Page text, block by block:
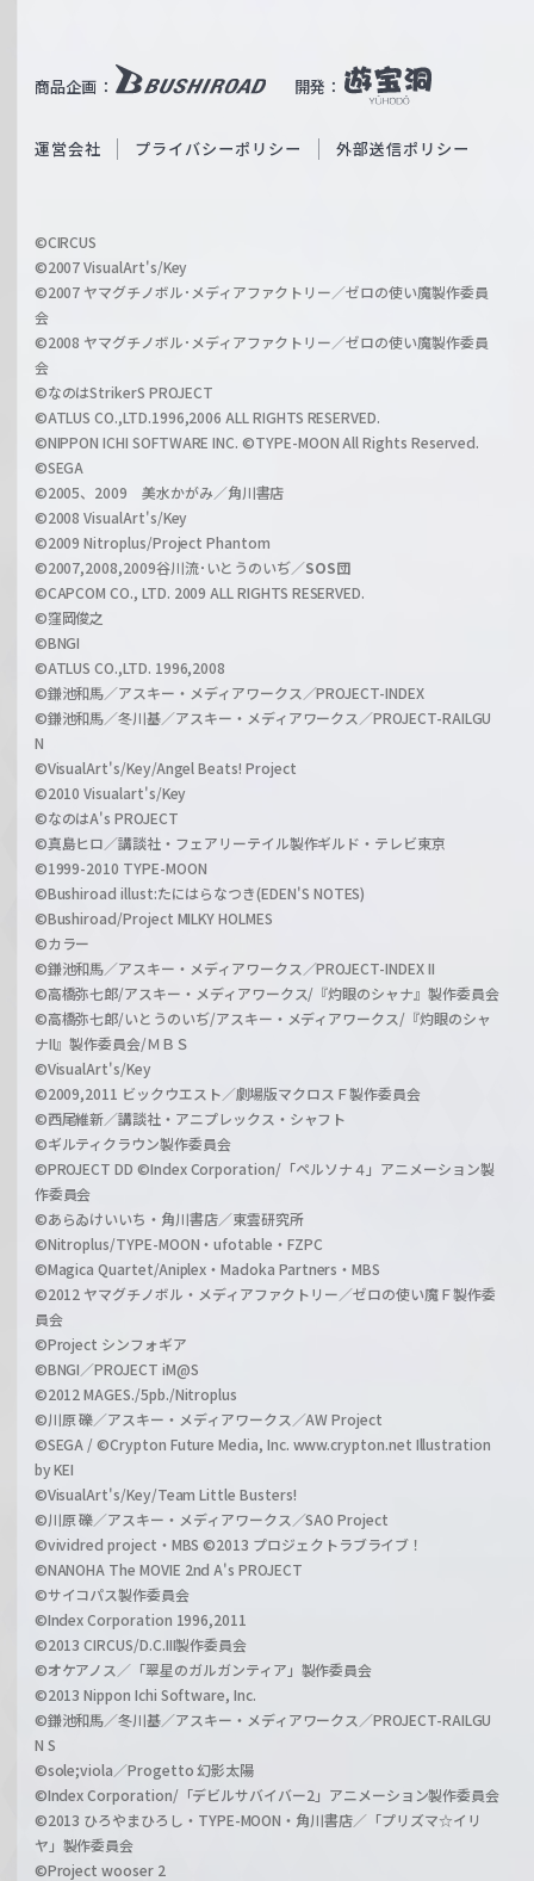
ß
c
a
r
z
商品企画： 開発：
b
O
i
l
h
a
n
l
運営会社 プライバシーポリシー 外部送信ポリシー
©CIRCUS
©2007 VisualArt's/Key
©2007 ヤマグチノボル･メディアファクトリー／ゼロの使い魔製作委員
会
©2008 ヤマグチノボル･メディアファクトリー／ゼロの使い魔製作委員
会
©なのはStrikerS PROJECT
©ATLUS CO.,LTD.1996,2006 ALL RIGHTS RESERVED.
©NIPPON ICHI SOFTWARE INC. ©TYPE-MOON All Rights Reserved.
©SEGA
©2005、2009 美水かがみ／角川書店
©2008 VisualArt's/Key
©2009 Nitroplus/Project Phantom
©2007,2008,2009谷川流･いとうのいぢ／SOS団
©CAPCOM CO., LTD. 2009 ALL RIGHTS RESERVED.
©窪岡俊之
©BNGI
©ATLUS CO.,LTD. 1996,2008
©鎌池和馬／アスキー・メディアワークス／PROJECT-INDEX
©鎌池和馬／冬川基／アスキー・メディアワークス／PROJECT-RAILGU
N
©VisualArt's/Key/Angel Beats! Project
©2010 Visualart's/Key
©なのはA's PROJECT
©真島ヒロ／講談社・フェアリーテイル製作ギルド・テレビ東京
©1999-2010 TYPE-MOON
©Bushiroad illust:たにはらなつき(EDEN'S NOTES)
©Bushiroad/Project MILKY HOLMES
©カラー
©鎌池和馬／アスキー・メディアワークス／PROJECT-INDEX II
©高橋弥七郎/アスキー・メディアワークス/『灼眼のシャナ』製作委員会
©高橋弥七郎/いとうのいぢ/アスキー・メディアワークス/『灼眼のシャ
ナII』製作委員会/ＭＢＳ
©VisualArt's/Key
©2009,2011 ビックウエスト／劇場版マクロスＦ製作委員会
©西尾維新／講談社・アニプレックス・シャフト
©ギルティクラウン製作委員会
©PROJECT DD ©Index Corporation/「ペルソナ４」アニメーション製
作委員会
©あらゐけいいち・角川書店／東雲研究所
©Nitroplus/TYPE-MOON・ufotable・FZPC
©Magica Quartet/Aniplex・Madoka Partners・MBS
©2012 ヤマグチノボル・メディアファクトリー／ゼロの使い魔Ｆ製作委
員会
©Project シンフォギア
©BNGI／PROJECT iM@S
©2012 MAGES./5pb./Nitroplus
©川原 礫／アスキー・メディアワークス／AW Project
©SEGA / ©Crypton Future Media, Inc. www.crypton.net Illustration
by KEI
©VisualArt's/Key/Team Little Busters!
©川原 礫／アスキー・メディアワークス／SAO Project
©vividred project・MBS ©2013 プロジェクトラブライブ！
©NANOHA The MOVIE 2nd A's PROJECT
©サイコパス製作委員会
©Index Corporation 1996,2011
©2013 CIRCUS/D.C.III製作委員会
©オケアノス／「翠星のガルガンティア」製作委員会
©2013 Nippon Ichi Software, Inc.
©鎌池和馬／冬川基／アスキー・メディアワークス／PROJECT-RAILGU
N S
©sole;viola／Progetto 幻影太陽
©Index Corporation/「デビルサバイバー2」アニメーション製作委員会
©2013 ひろやまひろし・TYPE-MOON・角川書店／「プリズマ☆イリ
ヤ」製作委員会
©Project wooser 2